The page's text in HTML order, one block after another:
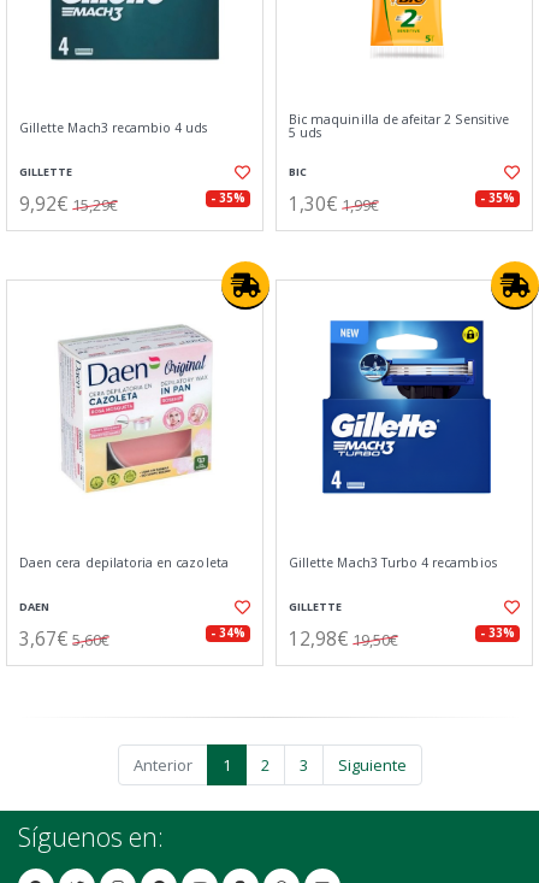
Gillette Mach3 recambio 4 uds
GILLETTE
9,92€ 15,29€ - 35%
Bic maquinilla de afeitar 2 Sensitive
5 uds
BIC
1,30€ 1,99€ - 35%
Daen cera depilatoria en cazoleta
DAEN
3,67€ 5,60€ - 34%
Gillette Mach3 Turbo 4 recambios
GILLETTE
12,98€ 19,50€ - 33%
Anterior 1 2 3 Siguiente
Síguenos en: